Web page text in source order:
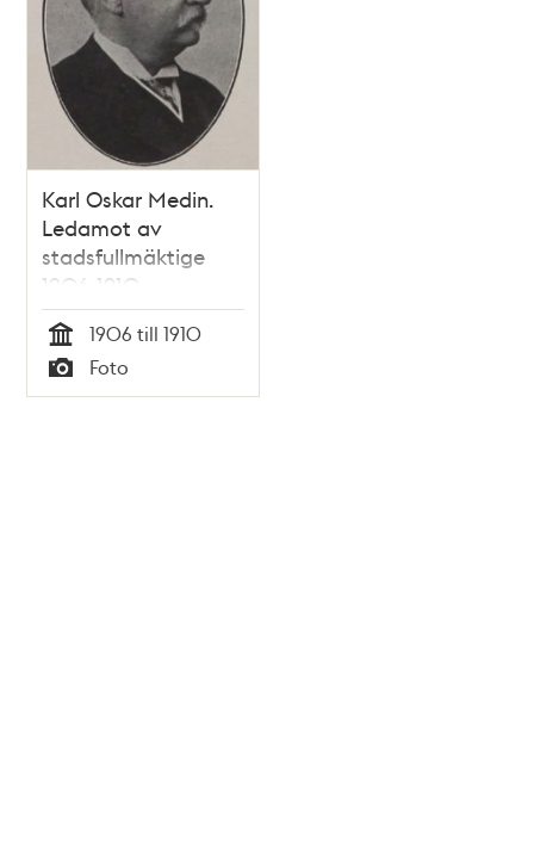
Karl Oskar Medin.
Ledamot av
stadsfullmäktige
1906-1910
Tid
1906 till 1910
Typ
Foto